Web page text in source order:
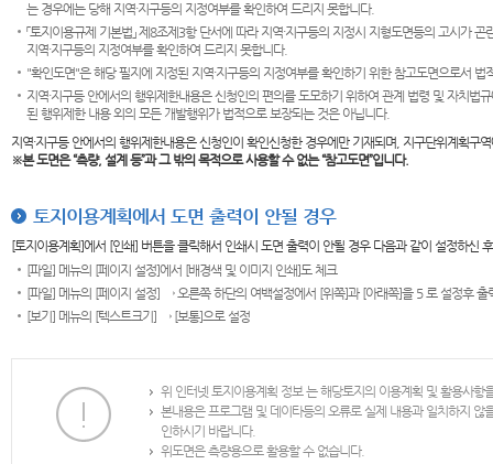
는 경우에는 당해 지역·지구등의 지정여부를 확인하여 드리지 못합니다.
「토지이용규제 기본법」 제8조제3항 단서에 따라 지역·지구등의 지정시 지형도면등의 고시가
지역·지구등의 지정여부를 확인하여 드리지 못합니다.
"확인도면"은 해당 필지에 지정된 지역·지구등의 지정여부를 확인하기 위한 참고도면으로서
지역·지구등 안에서의 행위제한내용은 신청인의 편의를 도모하기 위하여 관계 법령 및 자치
된 행위제한 내용 외의 모든 개발행위가 법적으로 보장되는 것은 아닙니다.
지역·지구등 안에서의 행위제한내용은 신청인이 확인신청한 경우에만 기재되며, 지구단위계획
※본 도면은“측량, 설계 등”과 그 밖의 목적으로 사용할 수 없는 “참고도면”입니다.
토지이용계획에서 도면 출력이 안될 경우
[토지이용계획]에서 [인쇄] 버튼을 클릭해서 인쇄시 도면 출력이 안될 경우 다음과 같이 설정하신
[파일] 메뉴의 [페이지 설정]에서 [배경색 및 이미지 인쇄]도 체크
[파일] 메뉴의 [페이지 설정] → 오른쪽 하단의 여백설정에서 [위쪽]과 [아래쪽]을 5 로 설정후 출
[보기] 메뉴의 [텍스트크기] → [보통]으로 설정
위 인터넷 토지이용계획 정보 는 해당토지의 이용계획 및 활용사
본내용은 프로그램 및 데이타등의 오류로 실제 내용과 일치하지
인하시기 바랍니다.
위도면은 측량용으로 활용할 수 없습니다.